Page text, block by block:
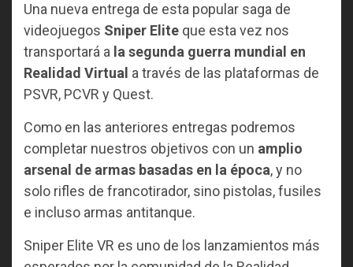
Una nueva entrega de esta popular saga de
videojuegos Sniper Elite que esta vez nos
transportará a la segunda guerra mundial en
Realidad Virtual a través de las plataformas de
PSVR, PCVR y Quest.
Como en las anteriores entregas podremos
completar nuestros objetivos con un amplio
arsenal de armas basadas en la época, y no
solo rifles de francotirador, sino pistolas, fusiles
e incluso armas antitanque.
Sniper Elite VR es uno de los lanzamientos más